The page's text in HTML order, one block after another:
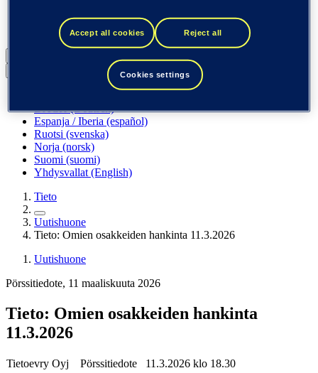
Tieto Indtech
Tieto Tech Consulting
DACH (Deutsch)
Espanja / Iberia (español)
Ruotsi (svenska)
Norja (norsk)
Suomi (suomi)
Yhdysvallat (English)
Tieto
Uutishuone
Tieto: Omien osakkeiden hankinta 11.3.2026
Uutishuone
Pörssitiedote, 11 maaliskuuta 2026
Tieto: Omien osakkeiden hankinta
11.3.2026
Tietoevry Oyj Pörssitiedote 11.3.2026 klo 18.30
Accept all cookies Reject all
Cookies settings